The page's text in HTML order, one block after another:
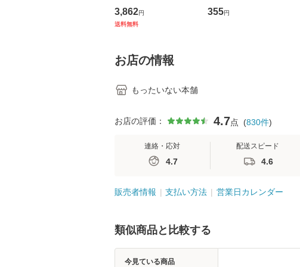
の看護マネジメントス
キル 改訂第3版 (看護
堂 [単行
3,862円
送料無料
ーンレコード [CD]
【メール便送料無料】
355円
お店の情報
もったいない本舗
お店の評価： 4.7点 (830件)
連絡・応対
4.7
配送スピード
4.6
販売者情報 支払い方法 営業日カレンダー
類似商品と比較する
今見ている商品